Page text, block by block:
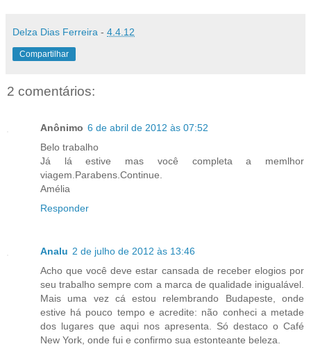
Delza Dias Ferreira - 4.4.12
Compartilhar
2 comentários:
Anônimo 6 de abril de 2012 às 07:52
Belo trabalho
Já lá estive mas você completa a memlhor
viagem.Parabens.Continue.
Amélia
Responder
Analu 2 de julho de 2012 às 13:46
Acho que você deve estar cansada de receber elogios por
seu trabalho sempre com a marca de qualidade inigualável.
Mais uma vez cá estou relembrando Budapeste, onde
estive há pouco tempo e acredite: não conheci a metade
dos lugares que aqui nos apresenta. Só destaco o Café
New York, onde fui e confirmo sua estonteante beleza.